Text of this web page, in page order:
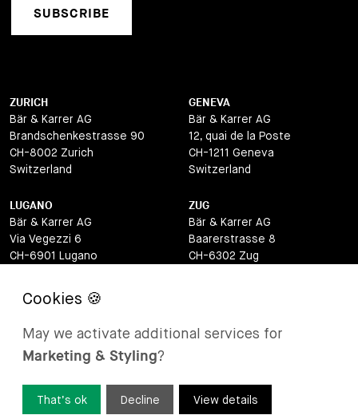
SUBSCRIBE
ZURICH
Bär & Karrer AG
Brandschenkestrasse 90
CH-8002 Zurich
Switzerland
GENEVA
Bär & Karrer AG
12, quai de la Poste
CH-1211 Geneva
Switzerland
LUGANO
Bär & Karrer AG
Via Vegezzi 6
CH-6901 Lugano
ZUG
Bär & Karrer AG
Baarerstrasse 8
CH-6302 Zug
BASEL
Lange Gasse 47
CH-4052 Basel
Via Maistra 2
May we activate additional services for
Marketing & Styling?
View details
Decline
That’s ok